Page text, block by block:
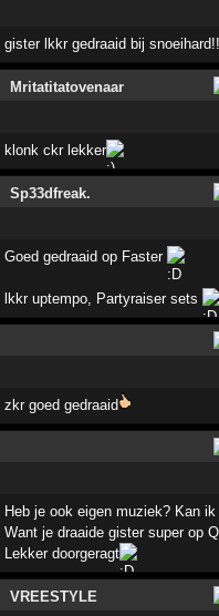
gister lkkr gedraaid bij snoeihard!!
Mritatitatovenaar
klonk ckr lekker
Sp33dfreak.
Goed gedraaid op Faster
lkkr uptempo, Partyraiser sets
zkr goed gedraaid
Heb je ook eigen muziek? Kan
Want je draaide gister super op
Lekker doorgeragt
VREESTYLE